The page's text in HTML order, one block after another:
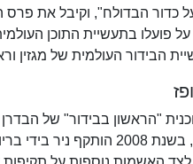
הבידור העולמית של מגזין
2004, התוכנית "הראשון בבידור"